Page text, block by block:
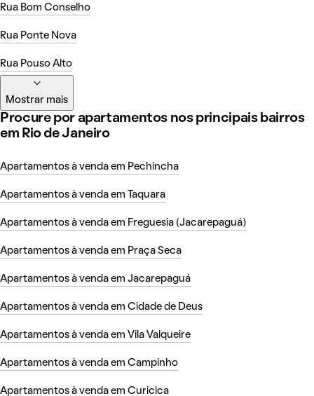
Rua Bom Conselho
Rua Ponte Nova
Rua Pouso Alto
Mostrar mais
Procure por apartamentos nos principais bairros
em Rio de Janeiro
Apartamentos à venda em Pechincha
Apartamentos à venda em Taquara
Apartamentos à venda em Freguesia (Jacarepaguá)
Apartamentos à venda em Praça Seca
Apartamentos à venda em Jacarepaguá
Apartamentos à venda em Cidade de Deus
Apartamentos à venda em Vila Valqueire
Apartamentos à venda em Campinho
Apartamentos à venda em Curicica